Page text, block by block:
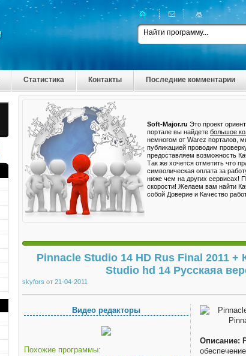
Статистика Контакты Последние комментарии
Soft-Major.ru Это проект
портале вы найдете большое
немногом от Warez порталов,
публикацией проводим
предоставляем возможность
Так же хочется отметить что
символическая оплата за
ниже чем на других сервисах!
скорости! Желаем вам найти
собой Доверие и Качество
Pinnacle Studio 14 HD Rus Final 2011
Studio hd 14 Русскаяа
skyfors от 21-04-2011
Видео редакторы
Похожие программы:
Описание: